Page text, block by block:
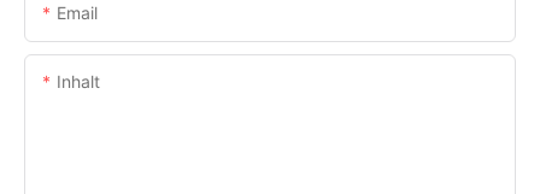
Email
Inhalt